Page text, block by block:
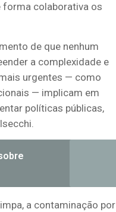
forma colaborativa os
de que nenhum
a complexidade e
urgentes — como
— implicam em
políticas públicas,
a contaminação por